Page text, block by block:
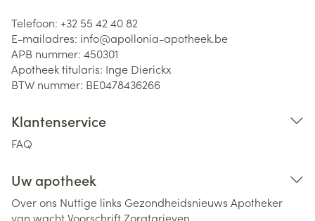
Telefoon: +32 55 42 40 82
E-mailadres: info@apollonia-apotheek.be
APB nummer: 450301
Apotheek titularis: Inge Dierickx
BTW nummer: BE0478436266
Klantenservice
FAQ
Uw apotheek
Over ons Nuttige links Gezondheidsnieuws Apotheker
van wachtVoorschriftZorgtarieven